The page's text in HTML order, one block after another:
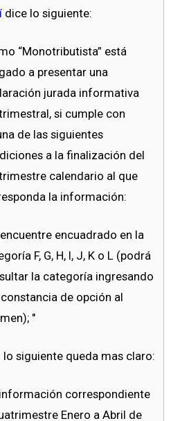
dice lo siguiente:
“Monotributista” está
a presentar una
jurada informativa
si cumple con
de las siguientes
a la finalización del
calendario al que
la información:
encuentre encuadrado en la
F, G, H, I, J, K o L (podrá
la categoría ingresando
de opción al
"
lo siguiente queda mas claro:
correspondiente
Enero a Abril de